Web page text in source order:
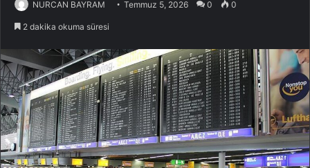
NURCAN BAYRAM Temmuz 5, 2026 0 0
2 dakika okuma süresi